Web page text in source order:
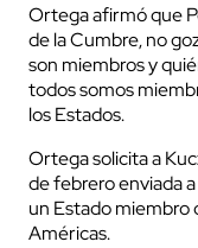
Ortega afirmó que
de la Cumbre, no
son miembros y
todos somos
los Estados.
Ortega solicita a
de febrero enviada
un Estado miembro
Américas.